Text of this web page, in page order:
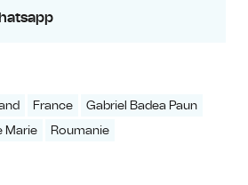
France
Gabriel Badea Paun
Marie Roumanie